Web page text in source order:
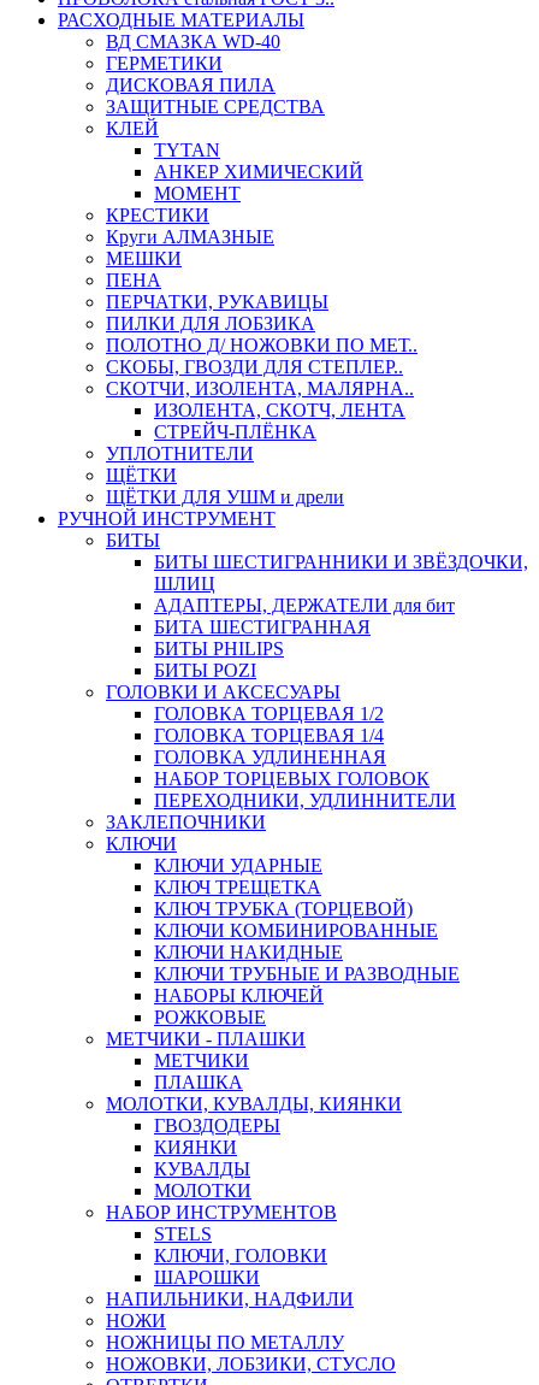
РАСХОДНЫЕ МАТЕРИАЛЫ
ВД СМАЗКА WD-40
ГЕРМЕТИКИ
ДИСКОВАЯ ПИЛА
ЗАЩИТНЫЕ СРЕДСТВА
КЛЕЙ
TYTAN
АНКЕР ХИМИЧЕСКИЙ
МОМЕНТ
КРЕСТИКИ
Круги АЛМАЗНЫЕ
МЕШКИ
ПЕНА
ПЕРЧАТКИ, РУКАВИЦЫ
ПИЛКИ ДЛЯ ЛОБЗИКА
ПОЛОТНО Д/ НОЖОВКИ ПО МЕТ..
СКОБЫ, ГВОЗДИ ДЛЯ СТЕПЛЕР..
СКОТЧИ, ИЗОЛЕНТА, МАЛЯРНА..
ИЗОЛЕНТА, СКОТЧ, ЛЕНТА
СТРЕЙЧ-ПЛЁНКА
УПЛОТНИТЕЛИ
ЩЁТКИ
ЩЁТКИ ДЛЯ УШМ и дрели
РУЧНОЙ ИНСТРУМЕНТ
БИТЫ
БИТЫ ШЕСТИГРАННИКИ И ЗВЁЗДОЧКИ,
ШЛИЦ
АДАПТЕРЫ, ДЕРЖАТЕЛИ для бит
БИТА ШЕСТИГРАННАЯ
БИТЫ PHILIPS
БИТЫ POZI
ГОЛОВКИ И АКСЕСУАРЫ
ГОЛОВКА ТОРЦЕВАЯ 1/2
ГОЛОВКА ТОРЦЕВАЯ 1/4
ГОЛОВКА УДЛИНЕННАЯ
НАБОР ТОРЦЕВЫХ ГОЛОВОК
ПЕРЕХОДНИКИ, УДЛИННИТЕЛИ
ЗАКЛЕПОЧНИКИ
КЛЮЧИ
КЛЮЧИ УДАРНЫЕ
КЛЮЧ ТРЕЩЕТКА
КЛЮЧ ТРУБКА (ТОРЦЕВОЙ)
КЛЮЧИ КОМБИНИРОВАННЫЕ
КЛЮЧИ НАКИДНЫЕ
КЛЮЧИ ТРУБНЫЕ И РАЗВОДНЫЕ
НАБОРЫ КЛЮЧЕЙ
РОЖКОВЫЕ
МЕТЧИКИ - ПЛАШКИ
МЕТЧИКИ
ПЛАШКА
МОЛОТКИ, КУВАЛДЫ, КИЯНКИ
ГВОЗДОДЕРЫ
КИЯНКИ
КУВАЛДЫ
МОЛОТКИ
НАБОР ИНСТРУМЕНТОВ
STELS
КЛЮЧИ, ГОЛОВКИ
ШАРОШКИ
НАПИЛЬНИКИ, НАДФИЛИ
НОЖИ
НОЖНИЦЫ ПО МЕТАЛЛУ
НОЖОВКИ, ЛОБЗИКИ, СТУСЛО